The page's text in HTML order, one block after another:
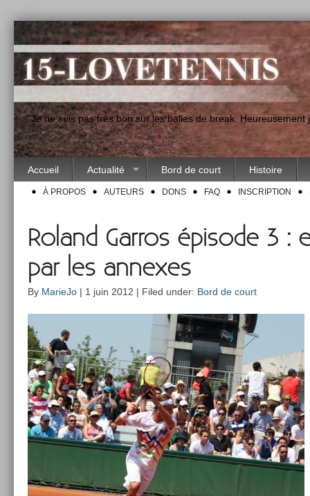
"Je ne suis pas très bon sur les balles de break.
Accueil Actualité Bord de court Histoire
À PROPOS AUTEURS DONS FAQ INSCRIPTION
Roland Garros épisode 3 :
par les annexes
By MarieJo | 1 juin 2012 | Filed under: Bord de court